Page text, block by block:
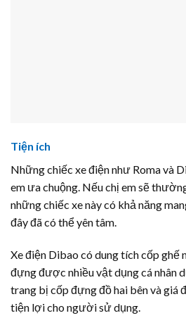
Tiện ích
Những chiếc xe điện như Roma và
em ưa chuộng. Nếu chị em sẽ
những chiếc xe này có khả năng
đây đã có thể yên tâm.
Xe điện Dibao có dung tích cốp ghế
đựng được nhiều vật dụng cá nhân
trang bị cốp đựng đồ hai bên và giá
tiện lợi cho người sử dụng.